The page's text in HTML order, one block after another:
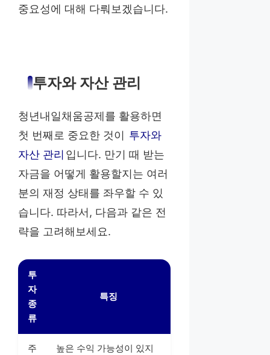
중요성에 대해 다뤄보겠습니다.
투자와 자산 관리
청년내일채움공제를 활용하면
첫 번째로 중요한 것이 투자와
자산 관리 입니다. 만기 때 받는
자금을 어떻게 활용할지는 여러
분의 재정 상태를 좌우할 수 있
습니다. 따라서, 다음과 같은 전
략을 고려해보세요.
투
자
종
류
특징
주
높은 수익 가능성이 있지